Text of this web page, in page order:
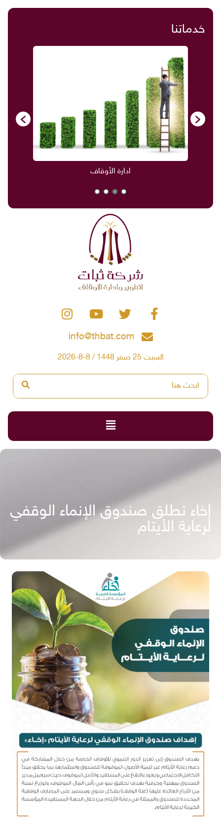
خدماتنا
ادارة الأوقاف
info@thbat.com
السبت 25 صفر 1448 / 8-8-2026
إخاء تطلق صندوق الإنماء الوقفي
لرعاية الأيتام